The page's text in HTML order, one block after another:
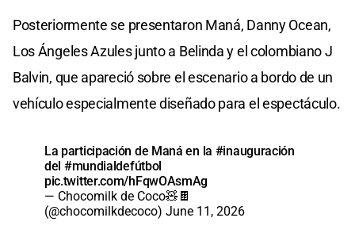
Posteriormente se presentaron Maná, Danny Ocean,
Los Ángeles Azules junto a Belinda y el colombiano J
Balvin, que apareció sobre el escenario a bordo de un
vehículo especialmente diseñado para el espectáculo.
La participación de Maná en la #inauguración
del #mundialdefútbol
pic.twitter.com/hFqwOAsmAg
— Chocomilk de Coco🧸🍫
(@chocomilkdecoco) June 11, 2026